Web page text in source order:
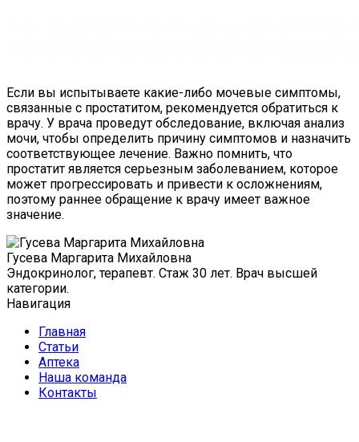
Если вы испытываете какие-либо мочевые симптомы,
связанные с простатитом, рекомендуется обратиться к
врачу. У врача проведут обследование, включая анализ
мочи, чтобы определить причину симптомов и назначить
соответствующее лечение. Важно помнить, что
простатит является серьезным заболеванием, которое
может прогрессировать и привести к осложнениям,
поэтому раннее обращение к врачу имеет важное
значение.
Гусева Маргарита Михайловна
Эндокринолог, терапевт. Стаж 30 лет. Врач высшей
категории.
Навигация
Главная
Статьи
Аптека
Наша команда
Контакты